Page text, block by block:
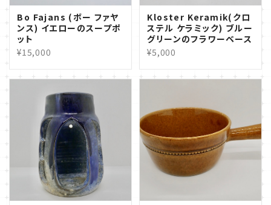
Bo Fajans (ボー ファヤ
ンス) イエローのスープポ
ット
¥15,000
Kloster Keramik(クロ
ステル ケラミック) ブルー
グリーンのフラワーベース
¥5,000